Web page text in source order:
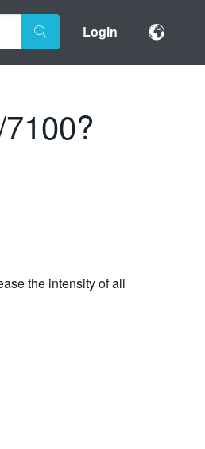
Login
the intensity of all